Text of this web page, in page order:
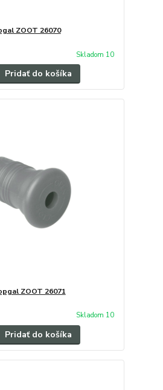
ZOOT 26070
Skladom 10
Pridať do košíka
ZOOT 26071
Skladom 10
Pridať do košíka